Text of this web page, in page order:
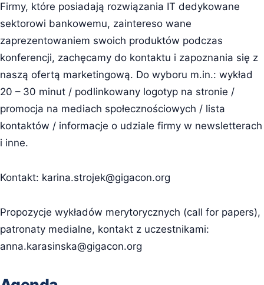
Firmy, które posiadają rozwiązania IT dedykowane
sektorowi bankowemu, zaintereso wane
zaprezentowaniem swoich produktów podczas
konferencji, zachęcamy do kontaktu i zapoznania się z
naszą ofertą marketingową. Do wyboru m.in.: wykład
20 – 30 minut / podlinkowany logotyp na stronie /
promocja na mediach społecznościowych / lista
kontaktów / informacje o udziale firmy w newsletterach
i inne.
Kontakt: karina.strojek@gigacon.org
Propozycje wykładów merytorycznych (call for papers),
patronaty medialne, kontakt z uczestnikami:
anna.karasinska@gigacon.org